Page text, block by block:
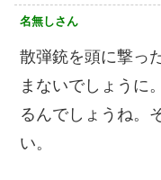
名無しさん
散弾銃を頭に撃っ
まないでしょうに
るんでしょうね。
い。